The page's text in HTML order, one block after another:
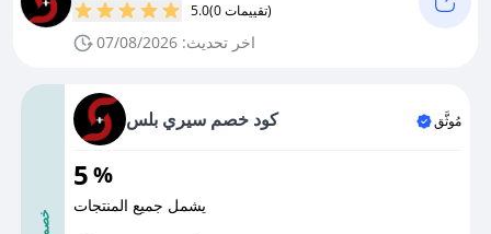
5.0 (0 تقييمات)
اخر تحديث: 07/08/2026
خصم
كود خصم سيري بلس مُوثَّق
5%
يشمل جميع المنتجات